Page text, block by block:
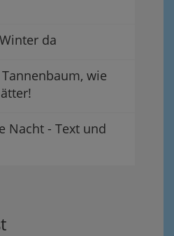
da
wie
Nacht - Text und